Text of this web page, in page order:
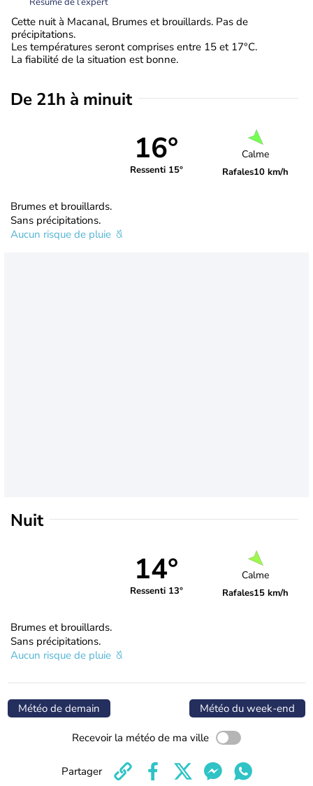
Cette nuit à Macanal, Brumes et brouillards. Pas de
précipitations.
Les températures seront comprises entre 15 et 17°C.
La fiabilité de la situation est bonne.
De 21h à minuit
16°
Ressenti 15°
Calme
Rafales10 km/h
Brumes et brouillards.
Sans précipitations.
Aucun risque de pluie
Nuit
14°
Ressenti 13°
Calme
Rafales15 km/h
Brumes et brouillards.
Sans précipitations.
Aucun risque de pluie
Météo de demain Météo du week-end
Recevoir la météo de ma ville
Partager